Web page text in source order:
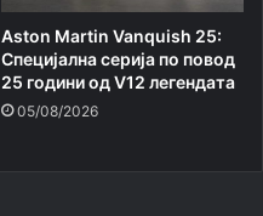
Aston Martin Vanquish 25:
Специјална серија по повод
25 години од V12 легендата
05/08/2026